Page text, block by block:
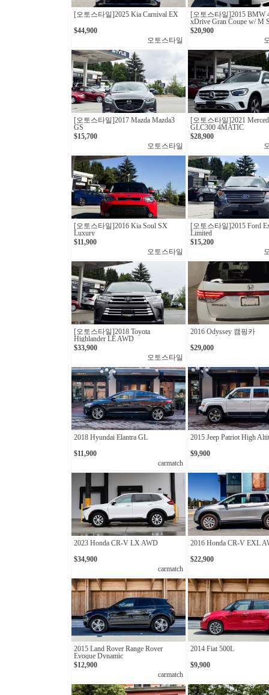
[오토스타일]2025 Kia Carnival EX
$44,900
오토스타일
[오토스타일] 2015 BMW
xDrive Gran Coupe w/ M
Package
$20,900
[오토스타일]2017 Mazda Mazda3
GS
$15,700
오토스타일
[오토스타일] 2021
GLC300 4MATIC
$28,900
[오토스타일]2016 Kia Soul SX
Luxury
$11,900
오토스타일
[오토스타일]2015 Ford
Limited
$15,200
[오토스타일]2018 Toyota
Highlander LE AWD
$33,900
오토스타일
2016 Odyssey 캠핑카
$29,000
2018 Hyundai Elantra GL
$11,900
carmatch
2015 Jeep Patriot High
$9,900
2023 Honda CR-V LX AWD
$34,900
carmatch
2016 Honda CR-V EXL
$22,900
2015 Land Rover Range Rover
Evoque Dynamic
$12,900
carmatch
2014 Fiat 500L
$9,900